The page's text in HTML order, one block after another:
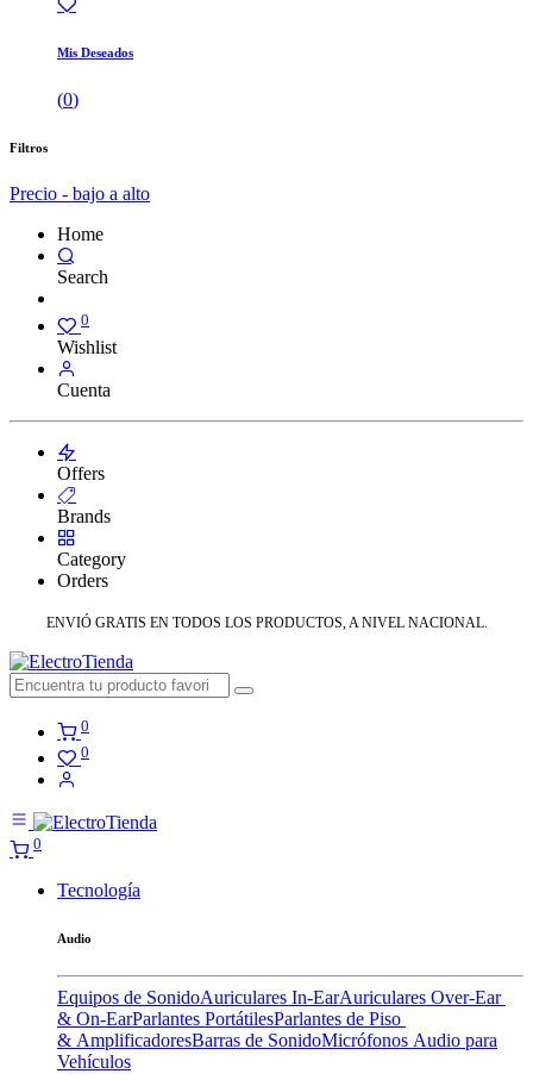
Mis Deseados
(0)
Filtros
Precio - bajo a alto
Home
Search
0
Wishlist
Cuenta
Offers
Brands
Category
Orders
ENVIÓ GRATIS EN TODOS LOS PRODUCTOS, A NIVEL NACIONAL.
0
0
0
Tecnología
Audio
Equipos de SonidoAuriculares In-EarAuriculares Over-Ear
& On-EarParlantes PortátilesParlantes de Piso
& AmplificadoresBarras de SonidoMicrófonos Audio para
Vehículos